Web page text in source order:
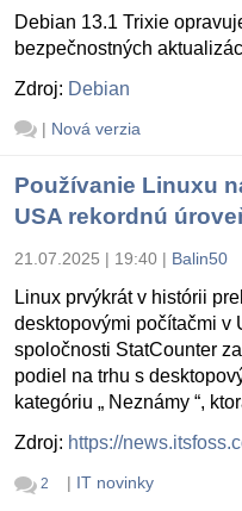
Debian 13.1 Trixie
bezpečnostných
Zdroj: Debian
| Nová verzia
Používanie Linuxu
USA rekordnú
21.07.2025 | 19:40 | Balin50
Linux prvýkrát v histórii
desktopovými počítačmi v
spoločnosti StatCounter
podiel na trhu s
kategóriu „ Neznámy “,
Zdroj: https://
2 | IT novinky